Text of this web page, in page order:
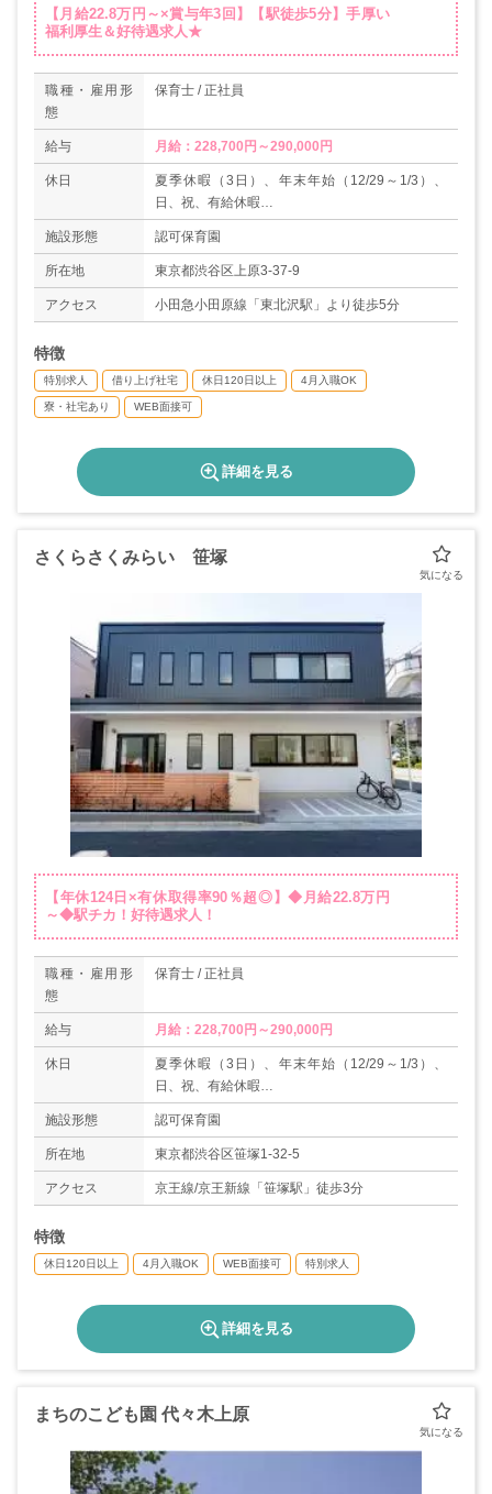
【月給22.8万円～×賞与年3回】【駅徒歩5分】手厚い
福利厚生＆好待遇求人★
職種・雇用形
態
保育士 / 正社員
給与 月給：228,700円～290,000円
休日
夏季休暇（3日）、年末年始（12/29～1/3）、
日、祝、有給休暇
・週休2日制
・産前産後
・育児
・介護
※土曜勤務の場合は平日に振替休日あり
施設形態 認可保育園
所在地 東京都渋谷区上原3-37-9
アクセス 小田急小田原線「東北沢駅」より徒歩5分
特徴
特別求人 借り上げ社宅 休日120日以上 4月入職OK
寮・社宅あり WEB面接可
詳細を見る
さくらさくみらい 笹塚
【年休124日×有休取得率90％超◎】◆月給22.8万円
～◆駅チカ！好待遇求人！
職種・雇用形
態
保育士 / 正社員
給与 月給：228,700円～290,000円
休日
夏季休暇（3日）、年末年始（12/29～1/3）、
日、祝、有給休暇
・週休2日制
・産前産後
・育児
・介護
※土曜勤務の場合は平日に振替休日あり
施設形態 認可保育園
所在地 東京都渋谷区笹塚1-32-5
アクセス 京王線/京王新線「笹塚駅」徒歩3分
特徴
休日120日以上 4月入職OK WEB面接可 特別求人
詳細を見る
まちのこども園 代々木上原